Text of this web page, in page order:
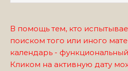
В помощь тем, кто
поиском того или иного
календарь -
Кликом на активную дату